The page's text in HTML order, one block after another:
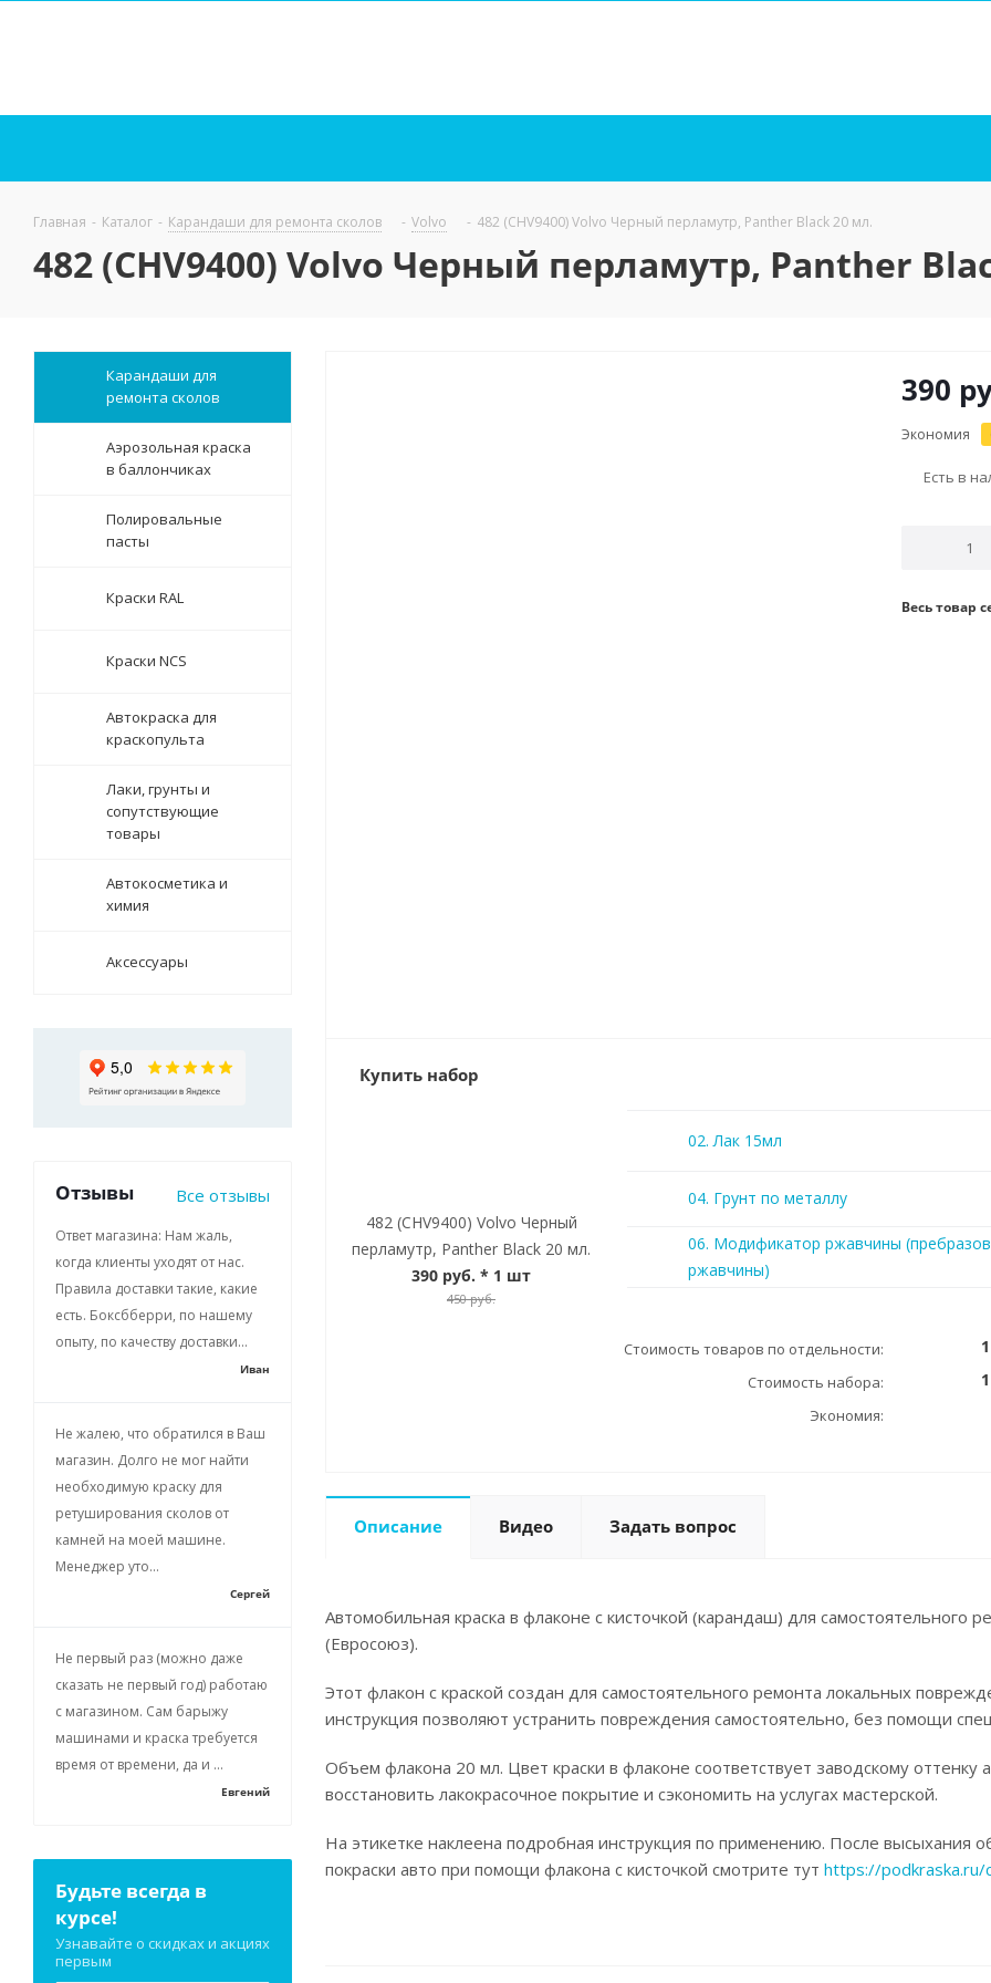
Главная - Каталог - Карандаши для ремонта сколов - Volvo - 482 (CHV9400) Volvo Черный перламутр, Panther Black 20 мл.
482 (CHV9400) Volvo Черный перламутр, Panther
390
Экономия
Есть в
Весь товар
Купить набор
482 (CHV9400) Volvo Черный
перламутр, Panther Black 20 мл.
390 руб. * 1 шт
450 руб.
02. Лак 15мл
04. Грунт по металлу
06. Модификатор ржавчины
ржавчины)
Стоимость товаров по отдельности:
Стоимость набора:
Экономия:
Описание Видео Задать вопрос
Автомобильная краска в флаконе с кисточкой (карандаш) для самостоятельного
(Евросоюз).
Этот флакон с краской создан для самостоятельного ремонта локальных
инструкция позволяют устранить повреждения самостоятельно, без помощи
Объем флакона 20 мл. Цвет краски в флаконе соответствует заводскому
восстановить лакокрасочное покрытие и сэкономить на услугах мастерской.
На этикетке наклеена подробная инструкция по применению. После высыхания
покраски авто при помощи флакона с кисточкой смотрите тут https://podkraska.ru/
Карандаши для
ремонта сколов
Аэрозольная краска
в баллончиках
Полировальные
пасты
Краски RAL
Краски NCS
Автокраска для
краскопульта
Лаки, грунты и
сопутствующие
товары
Автокосметика и
химия
Аксессуары
Отзывы Все отзывы
Ответ магазина: Нам жаль,
когда клиенты уходят от нас.
Правила доставки такие, какие
есть. Боксбберри, по нашему
опыту, по качеству доставки...
Иван
Не жалею, что обратился в Ваш
магазин. Долго не мог найти
необходимую краску для
ретуширования сколов от
камней на моей машине.
Менеджер уто...
Сергей
Не первый раз (можно даже
сказать не первый год) работаю
с магазином. Сам барыжу
машинами и краска требуется
время от времени, да и ...
Евгений
Будьте всегда в
курсе!
Узнавайте о скидках и акциях
первым